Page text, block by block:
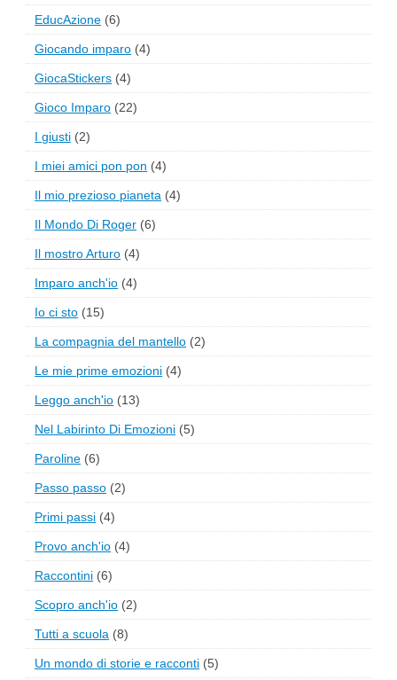
EducAzione (6)
Giocando imparo (4)
GiocaStickers (4)
Gioco Imparo (22)
I giusti (2)
I miei amici pon pon (4)
Il mio prezioso pianeta (4)
Il Mondo Di Roger (6)
Il mostro Arturo (4)
Imparo anch'io (4)
Io ci sto (15)
La compagnia del mantello (2)
Le mie prime emozioni (4)
Leggo anch'io (13)
Nel Labirinto Di Emozioni (5)
Paroline (6)
Passo passo (2)
Primi passi (4)
Provo anch'io (4)
Raccontini (6)
Scopro anch'io (2)
Tutti a scuola (8)
Un mondo di storie e racconti (5)